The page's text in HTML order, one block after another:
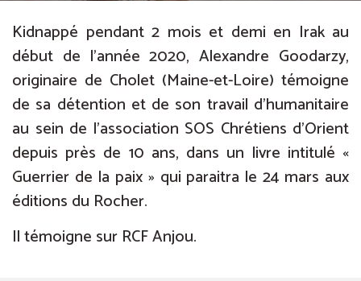
Kidnappé pendant 2 mois et demi en Irak au
début de l’année 2020, Alexandre Goodarzy,
originaire de Cholet (Maine-et-Loire) témoigne
de sa détention et de son travail d’humanitaire
au sein de l’association SOS Chrétiens d’Orient
depuis près de 10 ans, dans un livre intitulé «
Guerrier de la paix » qui paraitra le 24 mars aux
éditions du Rocher.
Il témoigne sur RCF Anjou.